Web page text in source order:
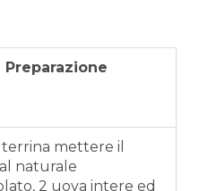
Preparazione
mettere il
naturale
2 uova intere ed